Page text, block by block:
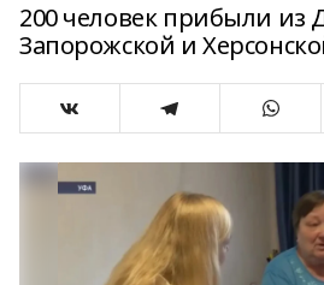
200 человек прибыли из
Запорожской и